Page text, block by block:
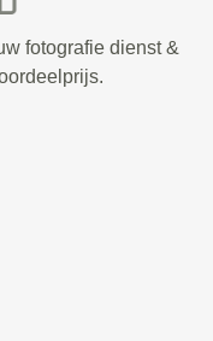
fotografie dienst &